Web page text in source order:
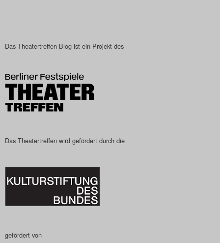
Das Theatertreffen-Blog ist ein Projekt des
Das Theatertreffen wird gefördert durch die
gefördert von